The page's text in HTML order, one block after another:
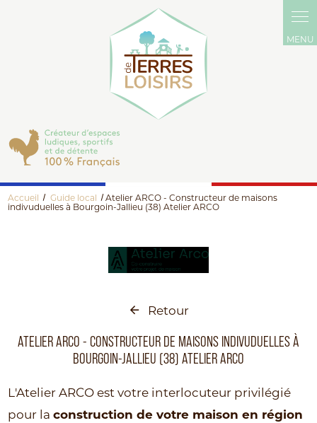
Accueil Guide local
Atelier ARCO - Constructeur de maisons
indivuduelles à Bourgoin-Jallieu (38) Atelier ARCO
Retour
ATELIER ARCO - CONSTRUCTEUR DE MAISONS INDIVUDUELLES À
BOURGOIN-JALLIEU (38) ATELIER ARCO
L'Atelier ARCO est votre interlocuteur privilégié
pour laconstruction de votre maison en région
Panneau de gestion des cookies